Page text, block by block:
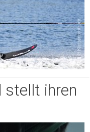
stellt ihren